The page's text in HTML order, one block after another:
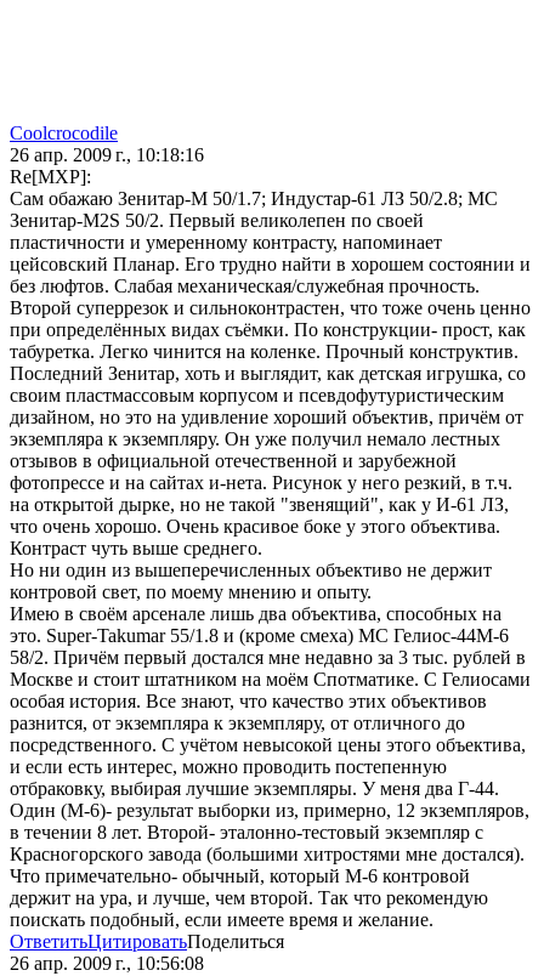
Coolcrocodile
26 апр. 2009 г., 10:18:16
Re[MXP]:
Сам обажаю Зенитар-М 50/1.7; Индустар-61 ЛЗ 50/2.8; МС
Зенитар-М2S 50/2. Первый великолепен по своей
пластичности и умеренному контрасту, напоминает
цейсовский Планар. Его трудно найти в хорошем состоянии и
без люфтов. Слабая механическая/служебная прочность.
Второй суперрезок и сильноконтрастен, что тоже очень ценно
при определённых видах съёмки. По конструкции- прост, как
табуретка. Легко чинится на коленке. Прочный конструктив.
Последний Зенитар, хоть и выглядит, как детская игрушка, со
своим пластмассовым корпусом и псевдофутуристическим
дизайном, но это на удивление хороший объектив, причём от
экземпляра к экземпляру. Он уже получил немало лестных
отзывов в официальной отечественной и зарубежной
фотопрессе и на сайтах и-нета. Рисунок у него резкий, в т.ч.
на открытой дырке, но не такой "звенящий", как у И-61 ЛЗ,
что очень хорошо. Очень красивое боке у этого объектива.
Контраст чуть выше среднего.
Но ни один из вышеперечисленных объективо не держит
контровой свет, по моему мнению и опыту.
Имею в своём арсенале лишь два объектива, способных на
это. Super-Takumar 55/1.8 и (кроме смеха) МС Гелиос-44М-6
58/2. Причём первый достался мне недавно за 3 тыс. рублей в
Москве и стоит штатником на моём Спотматике. С Гелиосами
особая история. Все знают, что качество этих объективов
разнится, от экземпляра к экземпляру, от отличного до
посредственного. С учётом невысокой цены этого объектива,
и если есть интерес, можно проводить постепенную
отбраковку, выбирая лучшие экземпляры. У меня два Г-44.
Один (М-6)- результат выборки из, примерно, 12 экземпляров,
в течении 8 лет. Второй- эталонно-тестовый экземпляр с
Красногорского завода (большими хитростями мне достался).
Что примечательно- обычный, который М-6 контровой
держит на ура, и лучше, чем второй. Так что рекомендую
поискать подобный, если имеете время и желание.
ОтветитьЦитироватьПоделиться
26 апр. 2009 г., 10:56:08